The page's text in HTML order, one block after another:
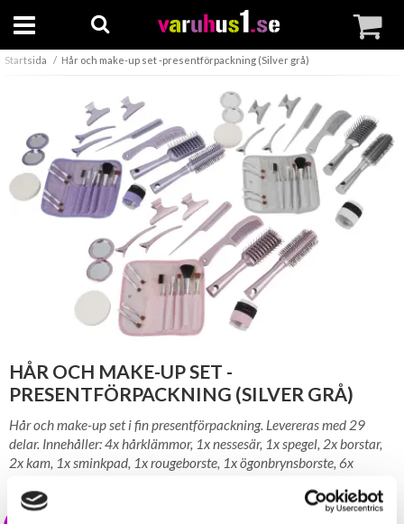
Startsida Hår och make-up set -presentförpackning (Silver grå)
HÅR OCH MAKE-UP SET -
PRESENTFÖRPACKNING (SILVER GRÅ)
Hår och make-up set i fin presentförpackning. Levereras med 29
delar. Innehåller: 4x hårklämmor, 1x nessesär, 1x spegel, 2x borstar,
2x kam, 1x sminkpad, 1x rougeborste, 1x ögonbrynsborste, 6x